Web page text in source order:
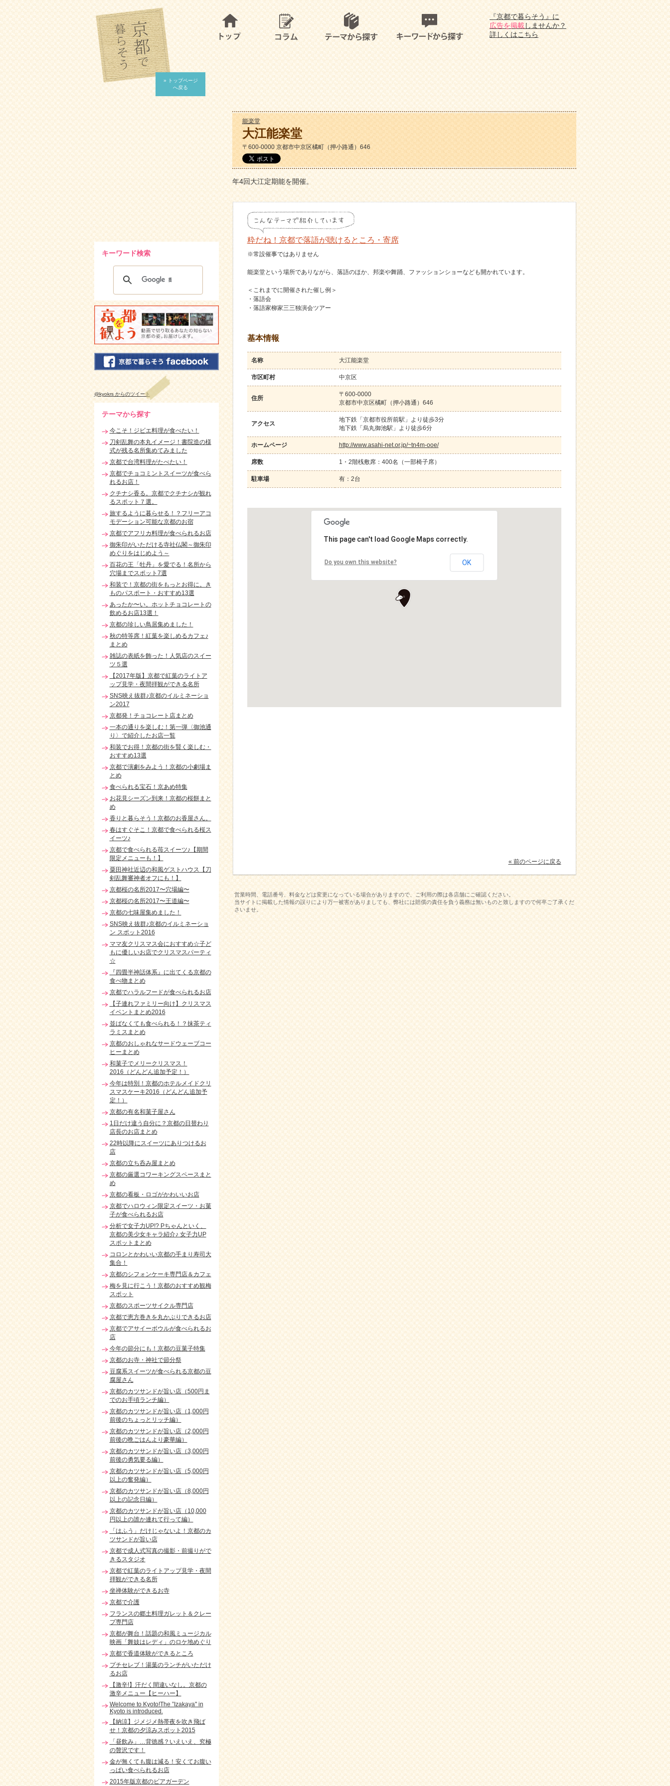
» トップページ
へ戻る
『京都で暮らそう』に
広告を掲載しませんか？
詳しくはこちら
能楽堂
大江能楽堂
〒600-0000 京都市中京区橘町（押小路通）646
年4回大江定期能を開催。
粋だね！京都で落語が聴けるところ・寄席
※常設催事ではありません
能楽堂という場所でありながら、落語のほか、邦楽や舞踊、ファッションショーなども開かれています。
＜これまでに開催された催し例＞
・落語会
・落語家柳家三三独演会ツアー
基本情報
名称 大江能楽堂
市区町村 中京区
住所
〒600-0000
京都市中京区橘町（押小路通）646
アクセス
地下鉄「京都市役所前駅」より徒歩3分
地下鉄「烏丸御池駅」より徒歩6分
ホームページ http://www.asahi-net.or.jp/~tn4m-ooe/
席数 1・2階桟敷席：400名（一部椅子席）
駐車場 有：2台
This page can't load Google Maps correctly.
Do you own this website? OK
« 前のページに戻る
営業時間、電話番号、料金などは変更になっている場合がありますので、ご利用の際は各店舗にご確認ください。
当サイトに掲載した情報の誤りにより万一被害がありましても、弊社には賠償の責任を負う義務は無いものと致しますので何卒ご了承くだ
さいませ。
キーワード検索
@kyokrs からのツイート
テーマから探す
今こそ！ジビエ料理が食べたい！
刀剣乱舞の本丸イメージ！書院造の様
式が残る名所集めてみました
京都で台湾料理がたべたい！
京都でチョコミントスイーツが食べら
れるお店！
クチナシ香る。京都でクチナシが観れ
るスポット７選。
旅するように暮らせる！？フリーアコ
モデーション可能な京都のお宿
京都でアフリカ料理が食べられるお店
御朱印がいただける寺社仏閣～御朱印
めぐりをはじめよう～
百花の王「牡丹」を愛でる！名所から
穴場までスポット7選
和装で！京都の街をもっとお得に。き
ものパスポート・おすすめ13選
あったか〜い。ホットチョコレートの
飲めるお店13選！
京都の珍しい鳥居集めました！
秋の特等席！紅葉を楽しめるカフェ♪
まとめ
雑誌の表紙を飾った！人気店のスイー
ツ５選
【2017年版】京都で紅葉のライトア
ップ見学・夜間拝観ができる名所
SNS映え抜群♪京都のイルミネーショ
ン2017
京都発！チョコレート店まとめ
一本の通りを楽しむ！第一弾〈御池通
り〉で紹介したお店一覧
和装でお得！京都の街を賢く楽しむ・
おすすめ13選
京都で演劇をみよう！京都の小劇場ま
とめ
食べられる宝石！京あめ特集
お花見シーズン到来！京都の桜餅まと
め
香りと暮らそう！京都のお香屋さん。
春はすぐそこ！京都で食べられる桜ス
イーツ♪
京都で食べられる苺スイーツ♪【期間
限定メニューも！】
粟田神社近辺の和風ゲストハウス【刀
剣乱舞審神者オフにも！】
京都桜の名所2017〜穴場編〜
京都桜の名所2017〜王道編〜
京都の七味屋集めました！
SNS映え抜群♪京都のイルミネーショ
ン スポット2016
ママ友クリスマス会におすすめ☆子ど
もに優しいお店でクリスマスパーティ
☆
『四畳半神話体系』に出てくる京都の
食べ物まとめ
京都でハラルフードが食べられるお店
【子連れファミリー向け】クリスマス
イベントまとめ2016
並ばなくても食べられる！？抹茶ティ
ラミスまとめ
京都のおしゃれなサードウェーブコー
ヒーまとめ
和菓子でメリークリスマス！
2016（どんどん追加予定！）
今年は特別！京都のホテルメイドクリ
スマスケーキ2016（どんどん追加予
定！）
京都の有名和菓子屋さん
1日だけ違う自分に？京都の日替わり
店長のお店まとめ
22時以降にスイーツにありつけるお
店
京都の立ち呑み屋まとめ
京都の厳選コワーキングスペースまと
め
京都の看板・ロゴがかわいいお店
京都でハロウィン限定スイーツ・お菓
子が食べられるお店
分析で女子力UP!? Pちゃんといく、
京都の美少女キャラ紹介♪ 女子力UP
スポットまとめ
コロンとかわいい京都の手まり寿司大
集合！
京都のシフォンケーキ専門店＆カフェ
梅を見に行こう！京都のおすすめ観梅
スポット
京都のスポーツサイクル専門店
京都で恵方巻きを丸かぶりできるお店
京都でアサイーボウルが食べられるお
店
今年の節分にも！京都の豆菓子特集
京都のお寺・神社で節分祭
豆腐系スイーツが食べられる京都の豆
腐屋さん
京都のカツサンドが旨い店（500円ま
でのお手頃ランチ編）
京都のカツサンドが旨い店（1,000円
前後のちょっとリッチ編）
京都のカツサンドが旨い店（2,000円
前後の晩ごはんより豪華編）
京都のカツサンドが旨い店（3,000円
前後の勇気要る編）
京都のカツサンドが旨い店（5,000円
以上の奮発編）
京都のカツサンドが旨い店（8,000円
以上の記念日編）
京都のカツサンドが旨い店（10,000
円以上の誰か連れて行って編）
「はふう」だけじゃないよ！京都のカ
ツサンドが旨い店
京都で成人式写真の撮影・前撮りがで
きるスタジオ
京都で紅葉のライトアップ見学・夜間
拝観ができる名所
坐禅体験ができるお寺
京都で介護
フランスの郷土料理ガレット＆クレー
プ専門店
京都が舞台！話題の和風ミュージカル
映画「舞妓はレディ」のロケ地めぐり
京都で香道体験ができるところ
プチセレブ！湯葉のランチがいただけ
るお店
【激辛!】汗だく間違いなし。京都の
激辛メニュー【ヒーハー】
Welcome to Kyoto!The ”Izakaya" in
Kyoto is introduced.
【納涼】ジメジメ熱帯夜を吹き飛ば
せ！京都の夕涼みスポット2015
「昼飲み」…背徳感？いえいえ、究極
の贅沢です！
金が無くても腹は減る！安くてお腹い
っぱい食べられるお店
2015年版京都のビアガーデン